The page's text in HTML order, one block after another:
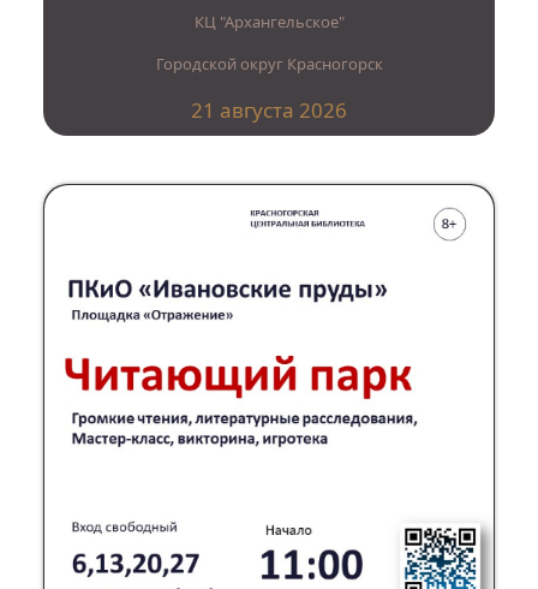
КЦ "Архангельское"
Городской округ Красногорск
21 августа 2026